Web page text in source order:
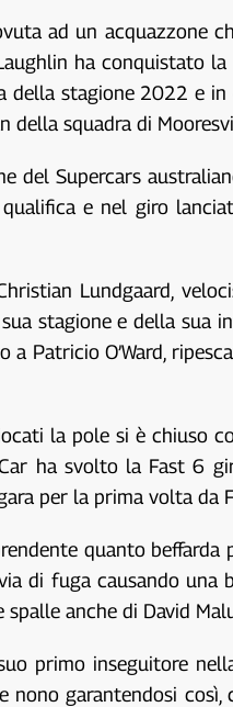
ad un acquazzone
ha conquistato
della stagione 2022 e
della squadra di
del Supercars
e nel giro
Lundgaard,
stagione e della sua
a Patricio O’Ward,
la pole si è chiuso
ha svolto la Fast 6
per la prima volta da
quanto beffarda
di fuga causando
anche di David
primo inseguitore
nono garantendosi